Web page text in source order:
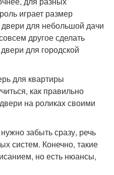
играет размер
для небольшой дачи
другое сделать
для городской
для квартиры
как правильно
на роликах своими
забыть сразу, речь
систем. Конечно, такие
но есть нюансы,